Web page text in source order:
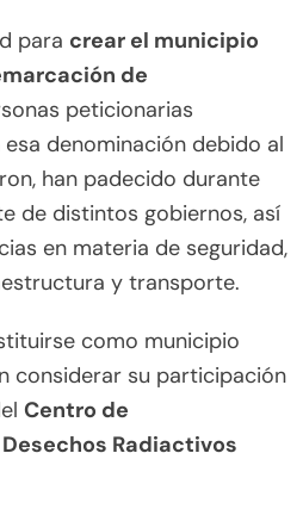
para crear el municipio
de
peticionarias
denominación debido al
han padecido durante
de distintos gobiernos, así
en materia de seguridad,
y transporte.
como municipio
considerar su participación
Centro de
Radiactivos